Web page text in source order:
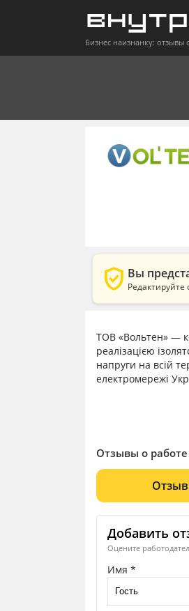
Бизнес наизнанку: отзывы
verified_user Вы
ТОВ «Вольтен» —
реалізацією
напруги на всій
електромережі
Отзывы о
Добавить
Оцените
Имя *